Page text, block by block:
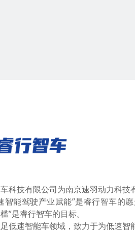
科技有限公司为南京速羽动力科技
智能驾驶产业赋能”是睿行智车的
”是睿行智车的目标。
低速智能车领域，致力于为低速智